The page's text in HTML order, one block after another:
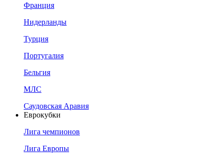
Франция
Нидерланды
Турция
Португалия
Бельгия
МЛС
Саудовская Аравия
Еврокубки
Лига чемпионов
Лига Европы